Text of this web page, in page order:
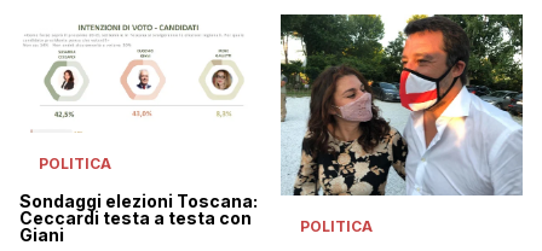
POLITICA
Sondaggi elezioni Toscana:
Ceccardi testa a testa con
Giani
POLITICA